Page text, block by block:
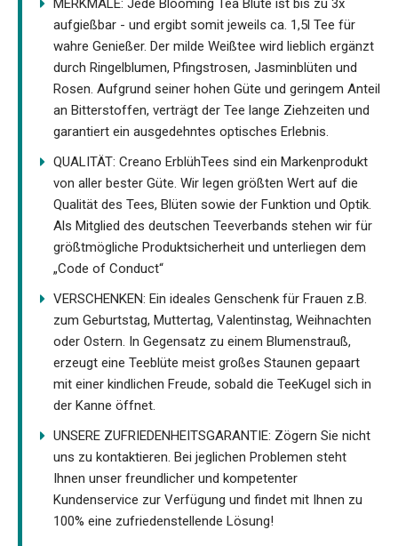
aufgießbar - und ergibt somit jeweils ca. 1,5l Tee für
wahre Genießer. Der milde Weißtee wird lieblich ergänzt
durch Ringelblumen, Pfingstrosen, Jasminblüten und
Rosen. Aufgrund seiner hohen Güte und geringem Anteil
an Bitterstoffen, verträgt der Tee lange Ziehzeiten und
garantiert ein ausgedehntes optisches Erlebnis.
QUALITÄT: Creano ErblühTees sind ein Markenprodukt
von aller bester Güte. Wir legen größten Wert auf die
Qualität des Tees, Blüten sowie der Funktion und Optik.
Als Mitglied des deutschen Teeverbands stehen wir für
größtmögliche Produktsicherheit und unterliegen dem
„Code of Conduct“
VERSCHENKEN: Ein ideales Genschenk für Frauen z.B.
zum Geburtstag, Muttertag, Valentinstag, Weihnachten
oder Ostern. In Gegensatz zu einem Blumenstrauß,
erzeugt eine Teeblüte meist großes Staunen gepaart
mit einer kindlichen Freude, sobald die TeeKugel sich in
der Kanne öffnet.
UNSERE ZUFRIEDENHEITSGARANTIE: Zögern Sie nicht
uns zu kontaktieren. Bei jeglichen Problemen steht
Ihnen unser freundlicher und kompetenter
Kundenservice zur Verfügung und findet mit Ihnen zu
100% eine zufriedenstellende Lösung!